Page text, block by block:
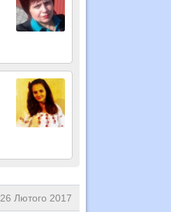
26 Лютого 2017